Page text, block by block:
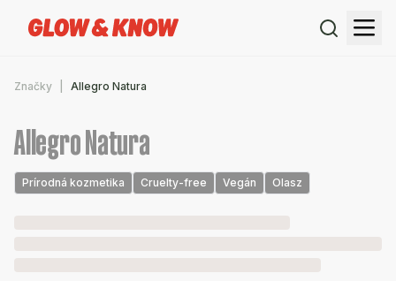
Značky Allegro Natura
Allegro Natura
Prírodná kozmetika Cruelty-free Vegán Olasz